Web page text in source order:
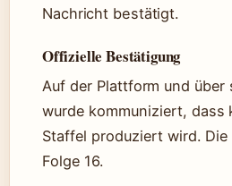
Nachricht bestätigt.
Offizielle Bestätigung
Auf der Plattform und über
wurde kommuniziert, dass
Staffel produziert wird.
Folge 16.